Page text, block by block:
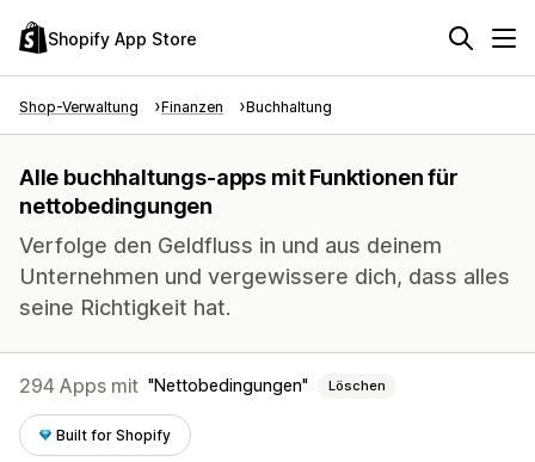
Shopify App Store
Shop-Verwaltung Finanzen Buchhaltung
Alle buchhaltungs-apps mit Funktionen für
nettobedingungen
Verfolge den Geldfluss in und aus deinem
Unternehmen und vergewissere dich, dass alles
seine Richtigkeit hat.
294 Apps mit Nettobedingungen Löschen
Built for Shopify